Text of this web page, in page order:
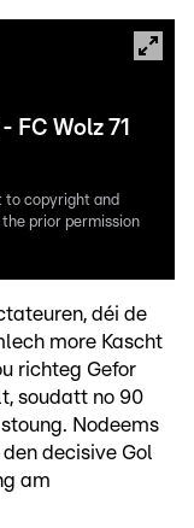
FC Wolz 71
to copyright and
prior permission
déi de
more Kascht
richteg Gefor
soudatt no 90
Nodeems
decisive Gol
am